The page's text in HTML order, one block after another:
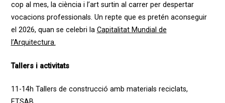
cop al mes, la ciènciai l’art surtin al carrerper despertar
vocacions professionals. Un repte que es pretén aconseguir
el 2026, quan se celebri la Capitalitat Mundial de
l’Arquitectura.
Tallers i activitats
11-14h Tallers de construcció amb materials reciclats,